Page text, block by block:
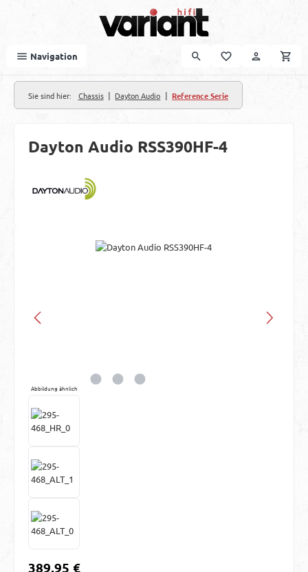
Navigation
Sie sind hier: Chassis | Dayton Audio | Reference Serie
Dayton Audio RSS390HF-4
Bildergalerie überspringen
Abbildung ähnlich
Regulärer Preis:
389,95 €